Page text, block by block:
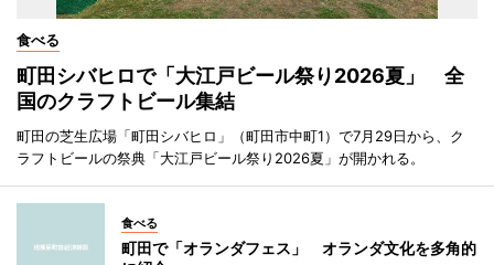
食べる
町田シバヒロで「大江戸ビール祭り2026夏」 全
国のクラフトビール集結
町田の芝生広場「町田シバヒロ」（町田市中町1）で7月29日から、ク
ラフトビールの祭典「大江戸ビール祭り2026夏」が開かれる。
食べる
町田で「オランダフェス」 オランダ文化を多角的